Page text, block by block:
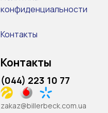
конфиденциальности
Контакты
Контакты
(044) 223 10 77
zakaz@billerbeck.com.ua